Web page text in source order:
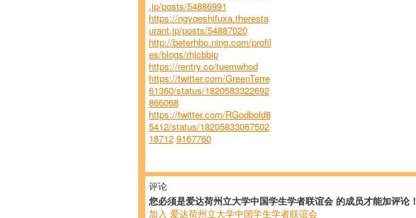
.jp/posts/54886991
https://ngyqeshifuxa.theresta
urant.jp/posts/54887020
http://beterhbo.ning.com/profil
es/blogs/rhjcbbip
https://rentry.co/tuemwhod
https://twitter.com/GreenTerre
61360/status/1820583322692
866068
https://twitter.com/RGodbold8
5412/status/18205833067502
18712 9167760
评论
您必须是爱达荷州立大学中国学生学者联谊会 的成员才能加评论！
加入 爱达荷州立大学中国学生学者联谊会